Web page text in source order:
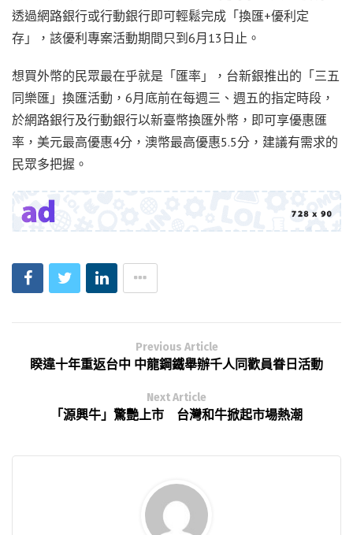
透過網路銀行或行動銀行即可輕鬆完成「換匯+優利定
存」，該優利專案活動期間只到6月13日止。
想買外幣的民眾最在乎就是「匯率」，台新銀推出的「三五
同樂匯」換匯活動，6月底前在每週三、週五的指定時段，
於網路銀行及行動銀行以新臺幣換匯外幣，即可享優惠匯
率，美元最高優惠4分，澳幣最高優惠5.5分，建議有需求的
民眾多把握。
Previous Article
睽違十年重返台中 中龍鋼鐵舉辦千人同歡員眷日活動
Next Article
「源興牛」驚艷上市 台灣和牛掀起市場熱潮